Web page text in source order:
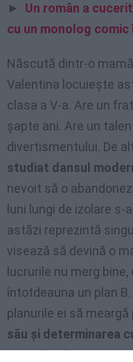
►
Un român a
cu un monolog comic
Născută dintr-o
Valentina locuiește
clasa a V-a. Are un
șapte ani. Are un
divertismentului. De
studiat dansul
nevoit să o
luni lungi de izolare
astăzi reprezintă
visează să devină o
lucrurile nu merg
întotdeauna un plan
planurile ei să
său și determinarea
știe să țină scena,